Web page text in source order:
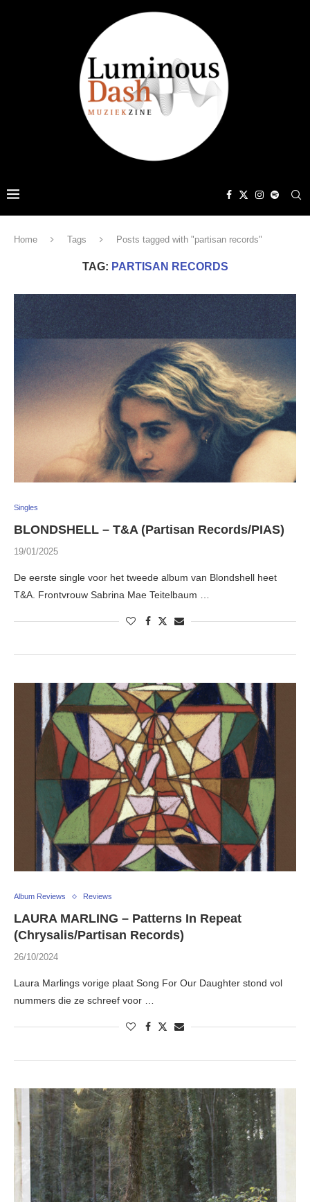
Home Tags Posts tagged with "partisan records"
TAG: PARTISAN RECORDS
Singles
BLONDSHELL – T&A (Partisan Records/PIAS)
19/01/2025
De eerste single voor het tweede album van Blondshell heet
T&A. Frontvrouw Sabrina Mae Teitelbaum …
Album Reviews Reviews
LAURA MARLING – Patterns In Repeat
(Chrysalis/Partisan Records)
26/10/2024
Laura Marlings vorige plaat Song For Our Daughter stond vol
nummers die ze schreef voor …